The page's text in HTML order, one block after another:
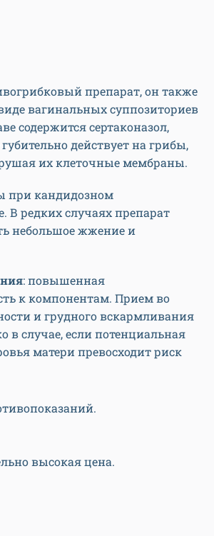
препарат, он также
вагинальных суппозиториев
содержится сертаконазол,
действует на грибы,
их клеточные мембраны.
при кандидозном
В редких случаях препарат
небольшое жжение и
: повышенная
к компонентам. Прием во
и грудного вскармливания
в случае, если потенциальная
матери превосходит риск
высокая цена.